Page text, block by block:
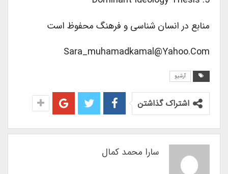
منابع در انسان شناسی و فرهنگ محفوظ است
Sara_muhamadkamal@yahoo.com
آرشیو
اشتراک گذاشتن
سارا محمد کمال